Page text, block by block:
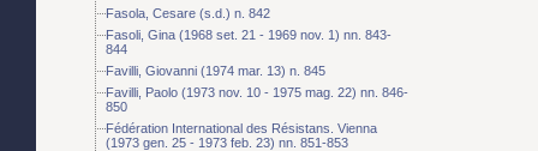
Fasola, Cesare (s.d.) n. 842
Fasoli, Gina (1968 set. 21 - 1969 nov. 1) nn. 843-
844
Favilli, Giovanni (1974 mar. 13) n. 845
Favilli, Paolo (1973 nov. 10 - 1975 mag. 22) nn. 846-
850
Fédération International des Résistans. Vienna
(1973 gen. 25 - 1973 feb. 23) nn. 851-853